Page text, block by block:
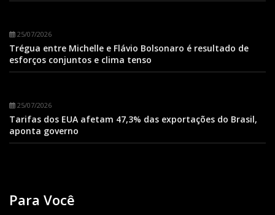
25/07/2026
Trégua entre Michelle e Flávio Bolsonaro é resultado de
esforços conjuntos e clima tenso
25/07/2026
Tarifas dos EUA afetam 47,3% das exportações do Brasil,
aponta governo
Para Você